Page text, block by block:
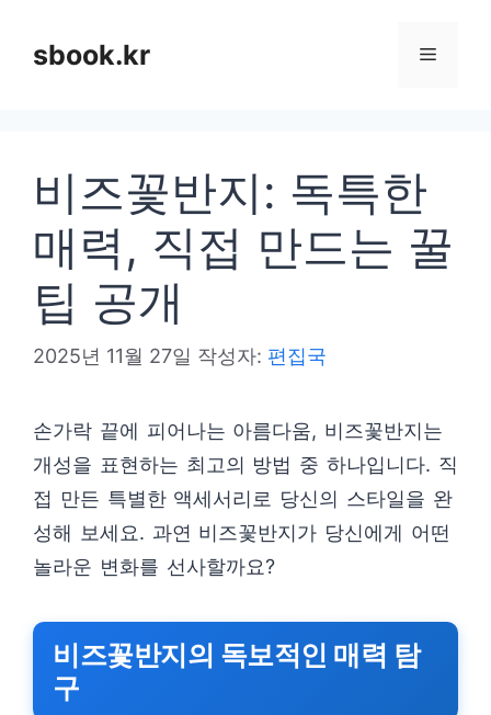
sbook.kr 메
비즈꽃반지: 독특한
매력, 직접 만드는 꿀
팁 공개
2025년 11월 27일 작성자: 편집국
손가락 끝에 피어나는 아름다움, 비즈꽃반지는
개성을 표현하는 최고의 방법 중 하나입니다. 직
접 만든 특별한 액세서리로 당신의 스타일을 완
성해 보세요. 과연 비즈꽃반지가 당신에게 어떤
놀라운 변화를 선사할까요?
비즈꽃반지의 독보적인 매력 탐
구